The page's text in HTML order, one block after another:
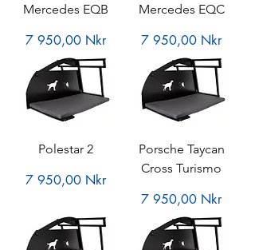
Mercedes EQB
Pris
7 950,00 Nkr
Mercedes EQC
Pris
7 950,00 Nkr
Polestar 2
Pris
7 950,00 Nkr
Porsche Taycan
Cross Turismo
Pris
7 950,00 Nkr